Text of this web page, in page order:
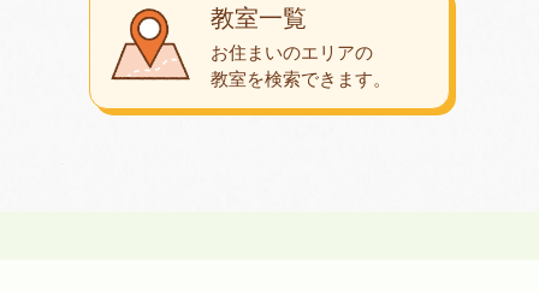
教室一覧
お住まいのエリアの
教室を検索できます。